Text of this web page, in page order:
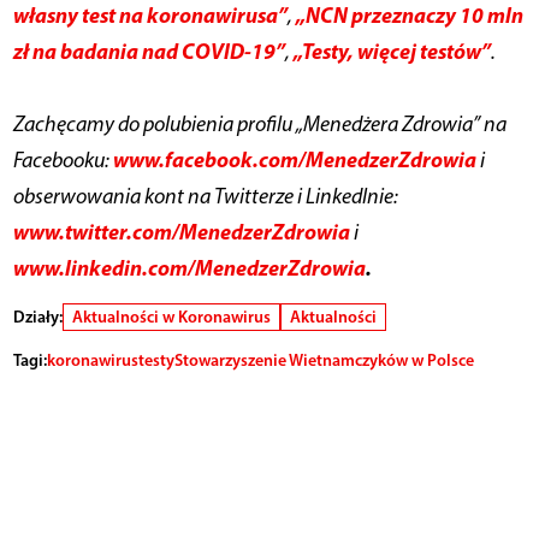
własny test na koronawirusa”,„NCN przeznaczy 10 mln
zł na badania nad COVID-19”,„Testy, więcej testów”.
Zachęcamy do polubienia profilu „Menedżera Zdrowia” na
Facebooku:www.facebook.com/MenedzerZdrowiai
obserwowania kont na Twitterze i LinkedInie:
www.twitter.com/MenedzerZdrowiai
www.linkedin.com/MenedzerZdrowia.
Działy: Aktualności w Koronawirus
Aktualności
Tagi:koronawirustestyStowarzyszenie Wietnamczyków w Polsce